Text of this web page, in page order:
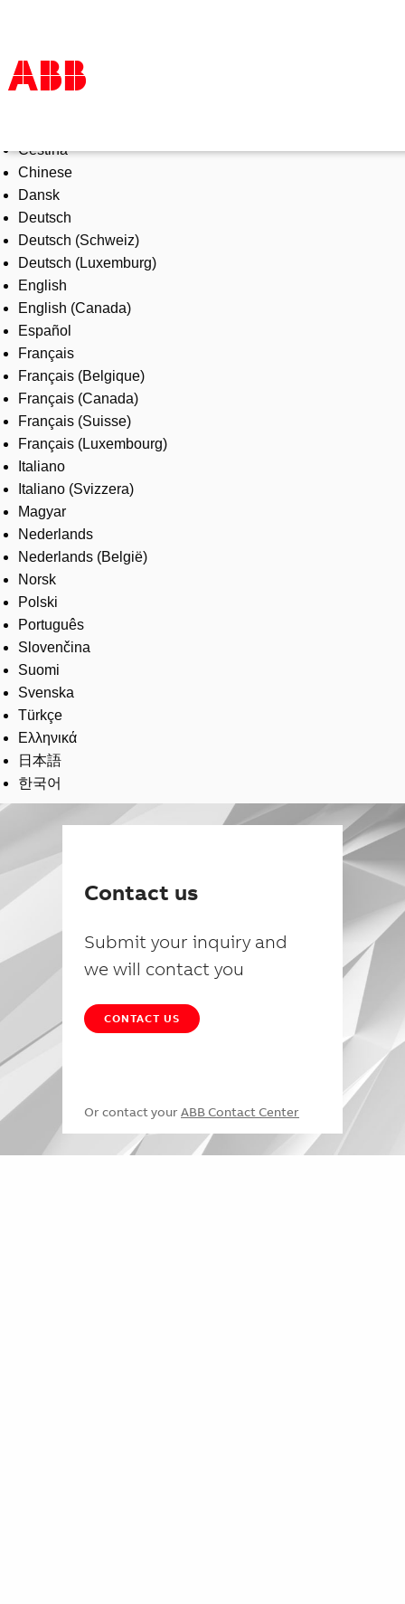
Products & Solutions
Industries
Services
About us
Where to buy
Contact us
Careers
Čeština
Chinese
Dansk
Deutsch
Deutsch (Schweiz)
Deutsch (Luxemburg)
English
English (Canada)
Español
Français
Français (Belgique)
Français (Canada)
Français (Suisse)
Français (Luxembourg)
Italiano
Italiano (Svizzera)
Magyar
Nederlands
Nederlands (België)
Norsk
Polski
Português
Slovenčina
Suomi
Svenska
Türkçe
Ελληνικά
日本語
한국어
Contact us
Submit your inquiry and
we will contact you
CONTACT US
Or contact your ABB Contact Center